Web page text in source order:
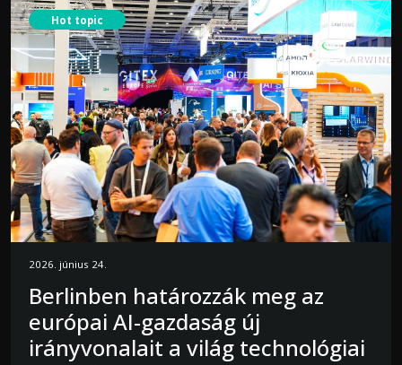
Hot topic
2026. június 24.
Berlinben határozzák meg az
európai AI-gazdaság új
irányvonalait a világ technológiai